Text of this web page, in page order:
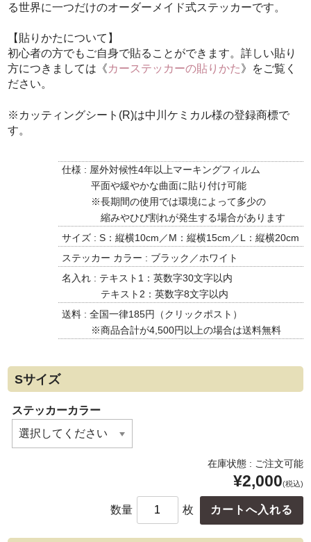
る世界に一つだけのオーダーメイド式ステッカーです。
【貼りかたについて】
初心者の方でもご自身で貼ることができます。詳しい貼り
方につきましては《カーステッカーの貼りかた》をご覧く
ださい。
※カッティングシート(R)は中川ケミカル様の登録商標で
す。
仕様 : 屋外対候性4年以上マーキングフィルム
平面や緩やかな曲面に貼り付け可能
※長期間の使用では環境によって多少の
縮みやひび割れが発生する場合があります
サイズ : S：縦横10cm／M：縦横15cm／L：縦横20cm
ステッカー カラー : ブラック／ホワイト
名入れ : テキスト1：英数字30文字以内
テキスト2：英数字8文字以内
送料 : 全国一律185円（クリックポスト）
※商品合計が4,500円以上の場合は送料無料
Sサイズ
ステッカーカラー
在庫状態 : ご注文可能
¥2,000(税込)
数量 枚